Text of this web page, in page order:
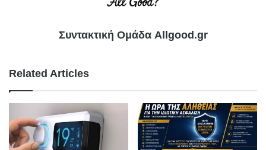
Συντακτική Ομάδα Allgood.gr
Related Articles